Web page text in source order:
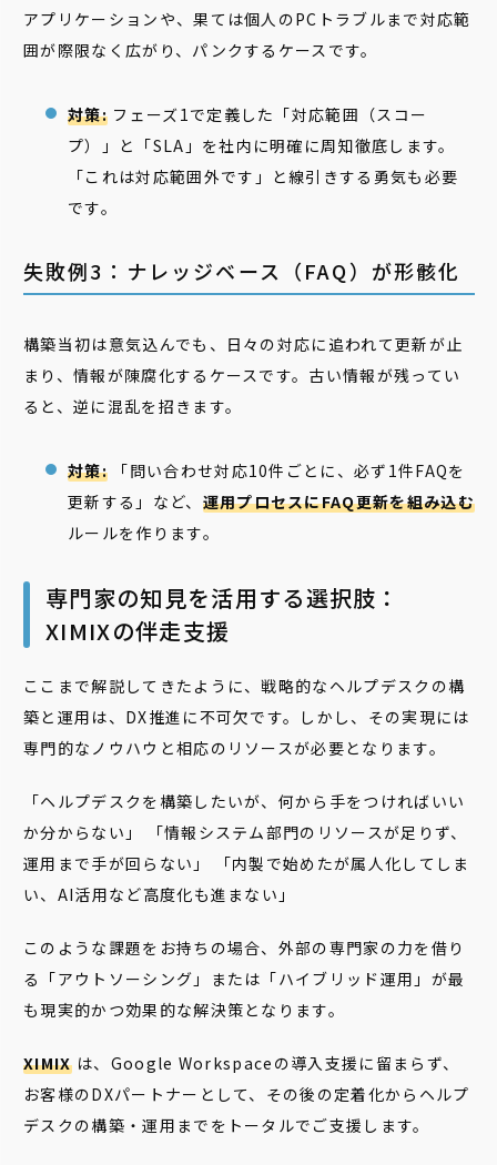
アプリケーションや、果ては個人のPCトラブルまで対応範
囲が際限なく広がり、パンクするケースです。
対策:フェーズ1で定義した「対応範囲（スコー
プ）」と「SLA」を社内に明確に周知徹底します。
「これは対応範囲外です」と線引きする勇気も必要
です。
失敗例3：ナレッジベース（FAQ）が形骸化
構築当初は意気込んでも、日々の対応に追われて更新が止
まり、情報が陳腐化するケースです。古い情報が残ってい
ると、逆に混乱を招きます。
対策:「問い合わせ対応10件ごとに、必ず1件FAQを
更新する」など、 運用プロセスにFAQ更新を組み込む
ルールを作ります。
専門家の知見を活用する選択肢：
XIMIXの伴走支援
ここまで解説してきたように、戦略的なヘルプデスクの構
築と運用は、DX推進に不可欠です。しかし、その実現には
専門的なノウハウと相応のリソースが必要となります。
「ヘルプデスクを構築したいが、何から手をつければいい
か分からない」 「情報システム部門のリソースが足りず、
運用まで手が回らない」 「内製で始めたが属人化してしま
い、AI活用など高度化も進まない」
このような課題をお持ちの場合、外部の専門家の力を借り
る「アウトソーシング」または「ハイブリッド運用」が最
も現実的かつ効果的な解決策となります。
XIMIXは、Google Workspaceの導入支援に留まらず、
お客様のDXパートナーとして、その後の定着化からヘルプ
デスクの構築・運用までをトータルでご支援します。